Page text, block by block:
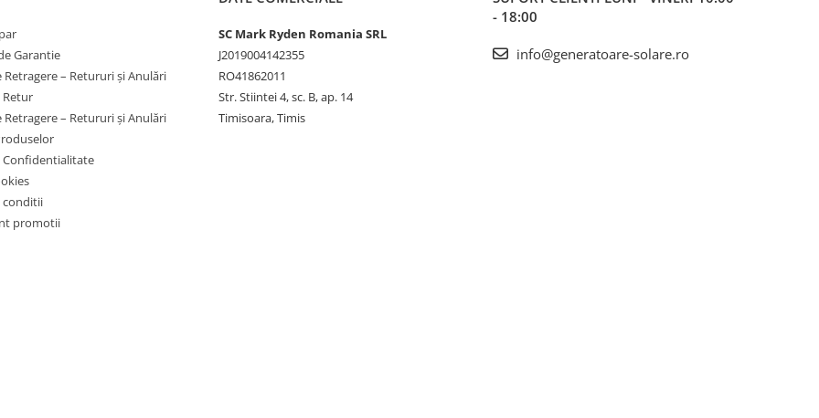
Garantie
Retragere – Retururi și Anulări
Retur
Retragere – Retururi și Anulări
Confidentialitate
conditii
promotii
SC Mark Ryden Romania SRL
J2019004142355
RO41862011
Str. Stiintei 4, sc. B, ap. 14
Timisoara, Timis
- 18:00
info@generatoare-solare.ro